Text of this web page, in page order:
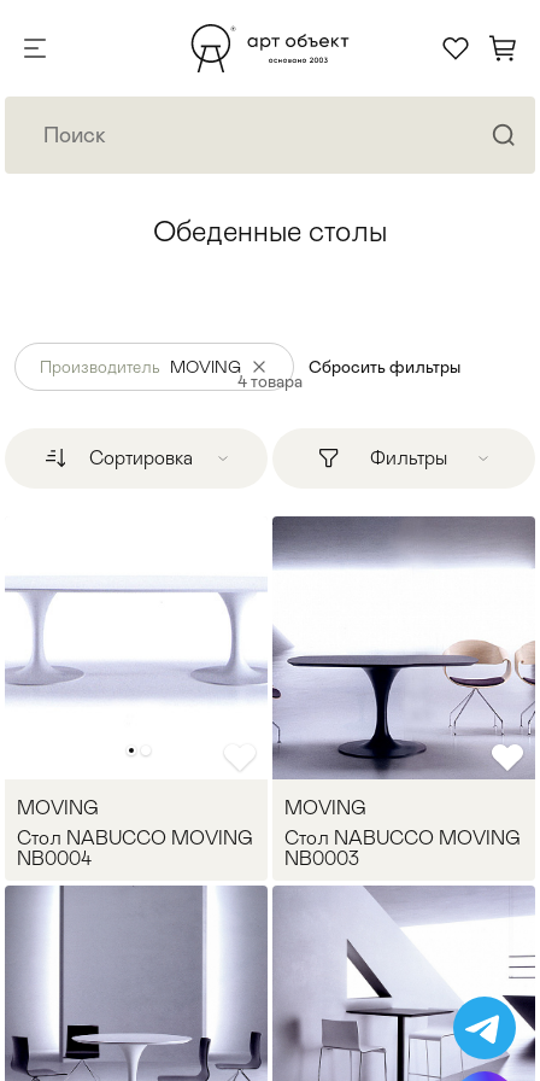
Столы >
Комоды и
Мебель
Обеденные столы
Производитель MOVING Сбросить фильтры
4товара
Сортировка Фильтры
MOVING
Стол NABUCCO MOVING
NB0004
MOVING
Стол NABUCCO MOVING
NB0003